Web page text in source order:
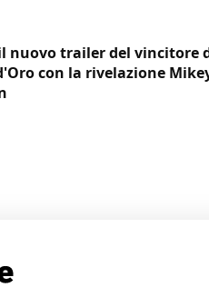
nuovo trailer del vincitore
con la rivelazione